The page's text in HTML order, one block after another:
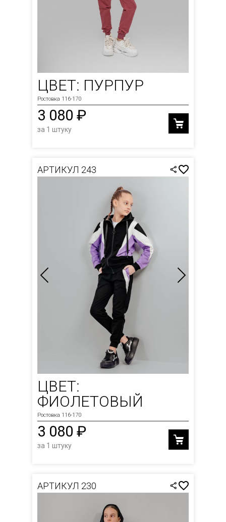
ЦВЕТ: ПУРПУР
Ростовка 116-170
3 080 ₽
за 1 штуку
АРТИКУЛ 243
ЦВЕТ:
ФИОЛЕТОВЫЙ
Ростовка 116-170
3 080 ₽
за 1 штуку
АРТИКУЛ 230